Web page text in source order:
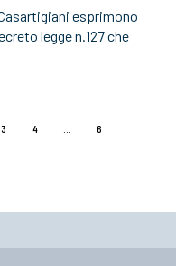
esprimono
legge n.127 che
3 4 6